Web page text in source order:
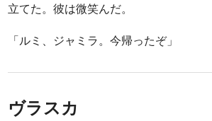
立てた。彼は微笑んだ。
「ルミ、ジャミラ。今帰ったぞ」
ヴラスカ